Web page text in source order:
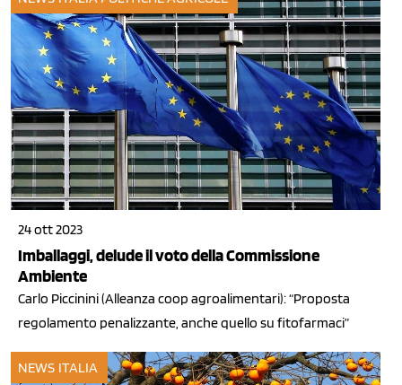
24 ott 2023
Imballaggi, delude il voto della Commissione
Ambiente
Carlo Piccinini (Alleanza coop agroalimentari): “Proposta
regolamento penalizzante, anche quello su fitofarmaci”
NEWS ITALIA